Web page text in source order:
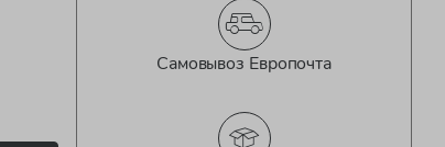
Самовывоз Европочта